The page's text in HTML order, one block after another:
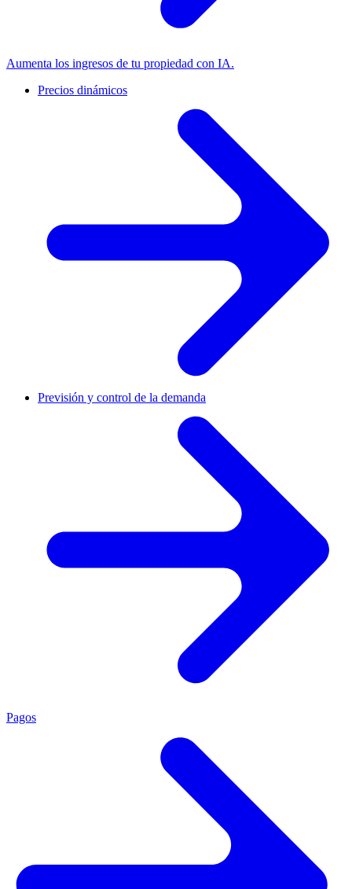
Aumenta los ingresos de tu propiedad con IA.
Precios dinámicos
Previsión y control de la demanda
Pagos